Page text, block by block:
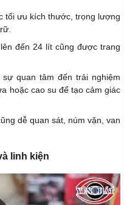
tối ưu kích thước, trọng lượng
đến 24 lít cũng được trang
quan tâm đến trải nghiệm
hoặc cao su để tạo cảm giác
dễ quan sát, núm vặn, van
linh kiện